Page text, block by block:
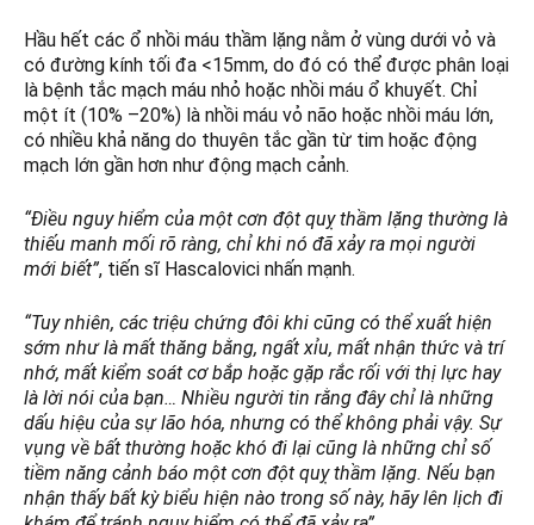
Hầu hết các ổ nhồi máu thầm lặng nằm ở vùng dưới vỏ và
có đường kính tối đa <15mm, do đó có thể được phân loại
là bệnh tắc mạch máu nhỏ hoặc nhồi máu ổ khuyết. Chỉ
một ít (10% –20%) là nhồi máu vỏ não hoặc nhồi máu lớn,
có nhiều khả năng do thuyên tắc gần từ tim hoặc động
mạch lớn gần hơn như động mạch cảnh.
“Điều nguy hiểm của một cơn đột quỵ thầm lặng thường là
thiếu manh mối rõ ràng, chỉ khi nó đã xảy ra mọi người
mới biết”, tiến sĩ Hascalovici nhấn mạnh.
“Tuy nhiên, các triệu chứng đôi khi cũng có thể xuất hiện
sớm như là mất thăng bằng, ngất xỉu, mất nhận thức và trí
nhớ, mất kiểm soát cơ bắp hoặc gặp rắc rối với thị lực hay
là lời nói của bạn… Nhiều người tin rằng đây chỉ là những
dấu hiệu của sự lão hóa, nhưng có thể không phải vậy. Sự
vụng về bất thường hoặc khó đi lại cũng là những chỉ số
tiềm năng cảnh báo một cơn đột quỵ thầm lặng. Nếu bạn
nhận thấy bất kỳ biểu hiện nào trong số này, hãy lên lịch đi